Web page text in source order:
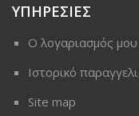
ΥΠΗΡΕΣΙΕΣ
Ο λογαριασμός μου
Ιστορικό
Site map